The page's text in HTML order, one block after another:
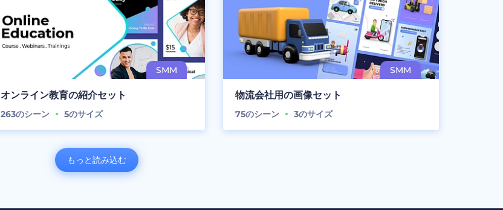
オンライン教育の紹介セット
263のシーン 5のサイズ
物流会社用の画像セット
75のシーン 3のサイズ
もっと読み込む